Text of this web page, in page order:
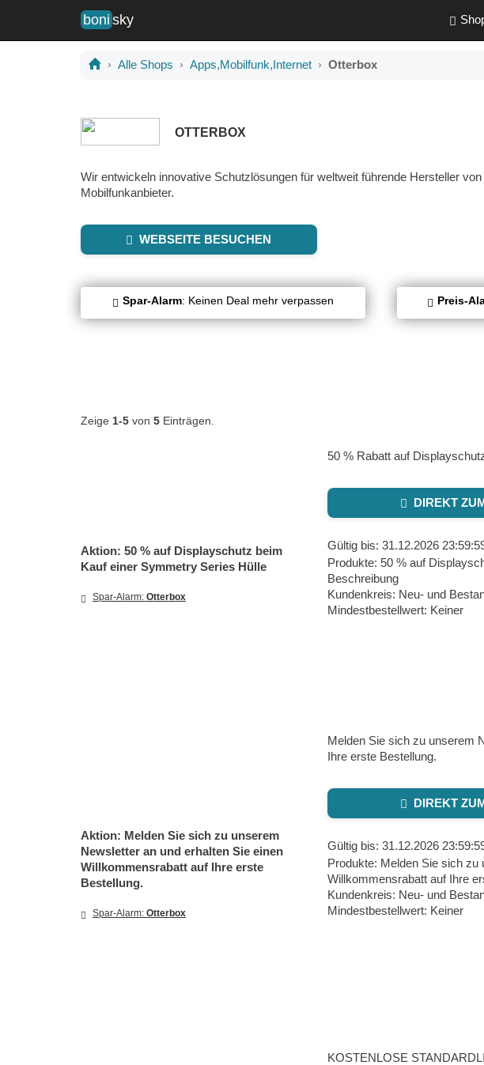
boni sky
Alle Shops Apps,Mobilfunk,Internet Otterbox
OTTERBOX
Wir entwickeln innovative Schutzlösungen für weltweit führende Hersteller
Mobilfunkanbieter.
WEBSEITE BESUCHEN
Spar-Alarm: Keinen Deal mehr verpassen Preis-
Zeige 1-5 von 5 Einträgen.
Aktion: 50 % auf Displayschutz beim
Kauf einer Symmetry Series Hülle
Spar-Alarm: Otterbox
50 % Rabatt auf
DIREKT
Gültig bis: 31.12.2026
Produkte: 50 % auf
Beschreibung
Kundenkreis: Neu- und
Mindestbestellwert: Keiner
Aktion: Melden Sie sich zu unserem
Newsletter an und erhalten Sie einen
Willkommensrabatt auf Ihre erste
Bestellung.
Spar-Alarm: Otterbox
Melden Sie sich zu unserem
Ihre erste Bestellung.
DIREKT
Gültig bis: 31.12.2026
Produkte: Melden Sie sich zu
Willkommensrabatt auf Ihre
Kundenkreis: Neu- und
Mindestbestellwert: Keiner
KOSTENLOSE